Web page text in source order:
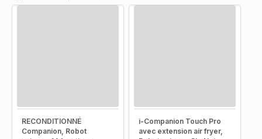
RECONDITIONNÉ
Companion, Robot
i-Companion Touch Pro
avec extension air fryer,